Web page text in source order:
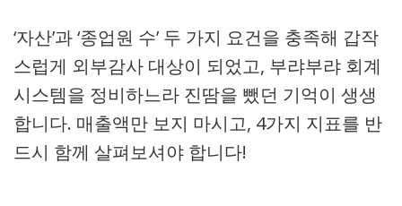
‘자산’과 ‘종업원 수’ 두 가지 요건을 충족해 갑작
스럽게 외부감사 대상이 되었고, 부랴부랴 회계
시스템을 정비하느라 진땀을 뺐던 기억이 생생
합니다. 매출액만 보지 마시고, 4가지 지표를 반
드시 함께 살펴보셔야 합니다!